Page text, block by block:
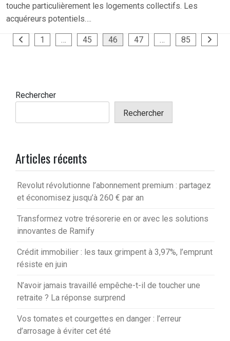
touche particulièrement les logements collectifs. Les
acquéreurs potentiels….
Pagination
1 … 45 46 47 … 85
Rechercher
Rechercher
Articles récents
Revolut révolutionne l’abonnement premium : partagez
et économisez jusqu’à 260 € par an
Transformez votre trésorerie en or avec les solutions
innovantes de Ramify
Crédit immobilier : les taux grimpent à 3,97%, l’emprunt
résiste en juin
N’avoir jamais travaillé empêche-t-il de toucher une
retraite ? La réponse surprend
Vos tomates et courgettes en danger : l’erreur
d’arrosage à éviter cet été